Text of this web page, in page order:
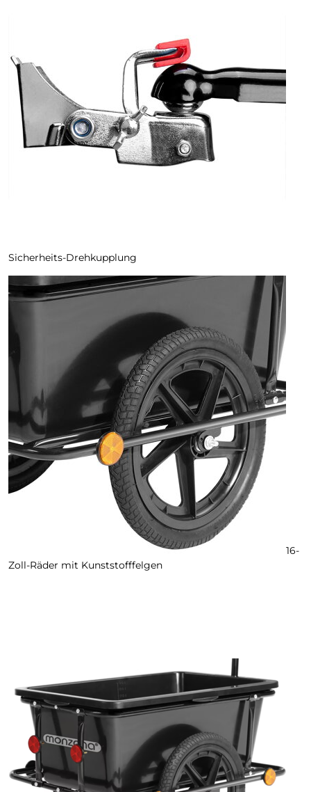
Sicherheits-Drehkupplung
16-
Zoll-Räder mit Kunststofffelgen